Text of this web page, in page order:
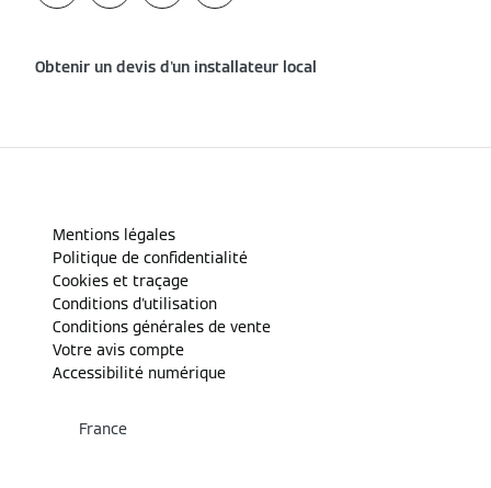
Obtenir un devis d'un installateur local
Mentions légales
Politique de confidentialité
Cookies et traçage
Conditions d'utilisation
Conditions générales de vente
Votre avis compte
Accessibilité numérique
France